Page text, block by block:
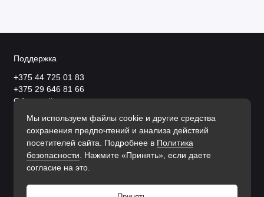
Мы используем файлы cookie и другие средства
сохранения предпочтений и анализа действий
посетителей сайта. Подробнее в Политика
безопасности . Нажмите «Принять», если даете
согласие на это.
Поддержка
+375 44 725 01 83
+375 29 646 81 66
Обратный звонок
Круглоссуточно